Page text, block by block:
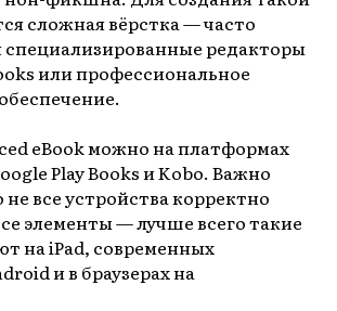
сложная вёрстка — часто
специализированные редакторы
или профессиональное
eBook можно на платформах
Play Books и Kobo. Важно
все устройства корректно
элементы — лучше всего такие
на iPad, современных
и в браузерах на